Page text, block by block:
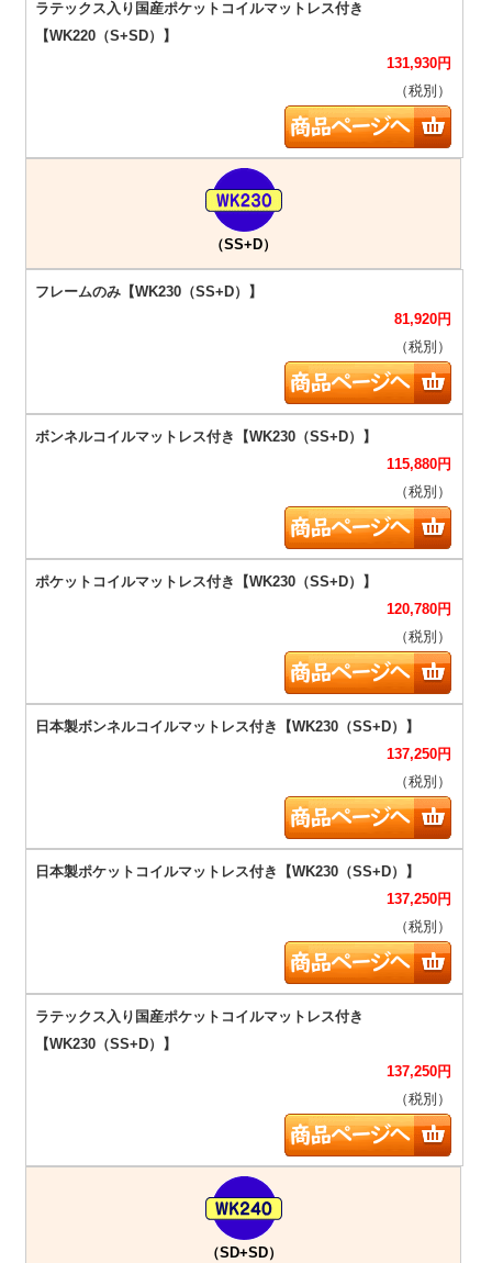
131,930円
（税別）
（SS+D）
81,920円
（税別）
115,880円
（税別）
120,780円
（税別）
137,250円
（税別）
137,250円
（税別）
137,250円
（税別）
（SD+SD）